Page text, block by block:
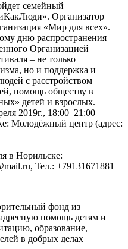
семейный
Организатор
«Мир для всех».
дню распространения
Организацией
– не только
но и поддержка и
с расстройством
помощь обществу в
детей и взрослых.
2019г., 18:00–21:00
Молодёжный центр (адрес:
в Норильске:
Тел.: +79131671881
фонд из
помощь детям и
образование,
в добрых делах